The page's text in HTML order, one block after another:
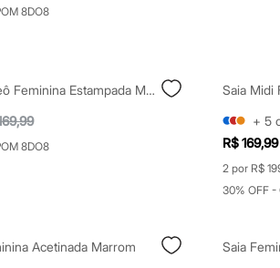
8DO8
Saia Midi Pareô Feminina Estampada Marrom
8DO8
Saia Midi
+ 5
R$ 169,99
2 por R$
30% OFF -
Acetinada Marrom
Saia